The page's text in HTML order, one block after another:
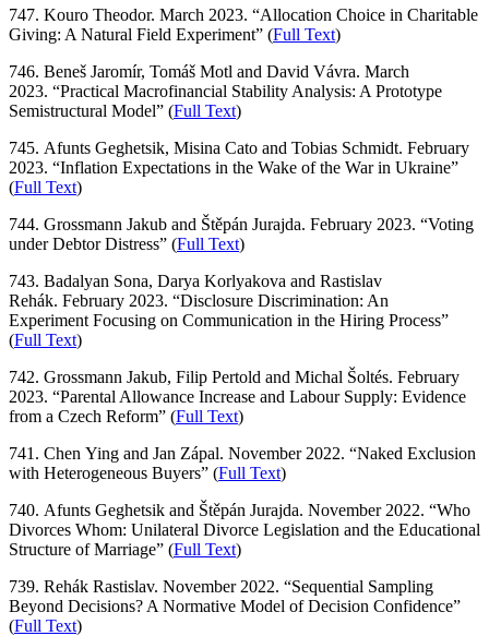
747. Kouro Theodor. March 2023. “Allocation Choice in Charitable
Giving: A Natural Field Experiment” (Full Text)
746. Beneš Jaromír, Tomáš Motl and David Vávra. March
2023. “Practical Macrofinancial Stability Analysis: A Prototype
Semistructural Model” (Full Text)
745. Afunts Geghetsik, Misina Cato and Tobias Schmidt. February
2023. “Inflation Expectations in the Wake of the War in Ukraine”
(Full Text)
744. Grossmann Jakub and Štěpán Jurajda. February 2023. “Voting
under Debtor Distress” (Full Text)
743. Badalyan Sona, Darya Korlyakova and Rastislav
Rehák. February 2023. “Disclosure Discrimination: An
Experiment Focusing on Communication in the Hiring Process”
(Full Text)
742. Grossmann Jakub, Filip Pertold and Michal Šoltés. February
2023. “Parental Allowance Increase and Labour Supply: Evidence
from a Czech Reform” (Full Text)
741. Chen Ying and Jan Zápal. November 2022. “Naked Exclusion
with Heterogeneous Buyers” (Full Text)
740. Afunts Geghetsik and Štěpán Jurajda. November 2022. “Who
Divorces Whom: Unilateral Divorce Legislation and the Educational
Structure of Marriage” (Full Text)
739. Rehák Rastislav. November 2022. “Sequential Sampling
Beyond Decisions? A Normative Model of Decision Confidence”
(Full Text)